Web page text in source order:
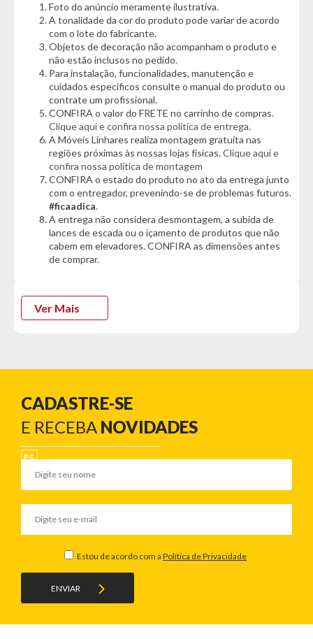
- Tipo: Paneleiro
- Material Predominante: Aço
- Branco
Características:
- Produto DEVE ser fixado na parede
- 02 Pés com Regulagem de altura
- 06 Portas (Sendo duas delas com vidro)
- Pintura eletrostática a pó
- Puxadores em Alumínio Cromado
- Peso Máximo por Prateleira: 15KG
Dimensões:
- Altura: 195cm
- Largura: 70cm
- Profundidade: 30cm
Foto do anúncio meramente ilustrativa.
A tonalidade da cor do produto pode variar de acordo
com o lote do fabricante.
Objetos de decoração não acompanham o produto e
não estão inclusos no pedido.
Para instalação, funcionalidades, manutenção e
cuidados específicos consulte o manual do produto ou
contrate um profissional.
CONFIRA o valor do FRETE no carrinho de compras.
Clique aqui e confira nossa política de entrega.
A Móveis Linhares realiza montagem gratuita nas
regiões próximas às nossas lojas físicas.Clique aqui e
confira nossa política de montagem
CONFIRA o estado do produto no ato da entrega junto
com o entregador, prevenindo-se de problemas futuros.
#ficaadica.
A entrega não considera desmontagem, a subida de
lances de escada ou o içamento de produtos que não
cabem em elevadores. CONFIRA as dimensões antes
de comprar.
Ver Mais
CADASTRE-SE
E RECEBA NOVIDADES
ENVIAR
Estou de acordo com a Política de Privacidade